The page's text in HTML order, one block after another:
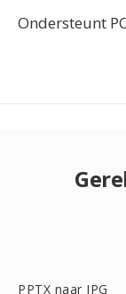
Ondersteunt
PPTX naar JPG